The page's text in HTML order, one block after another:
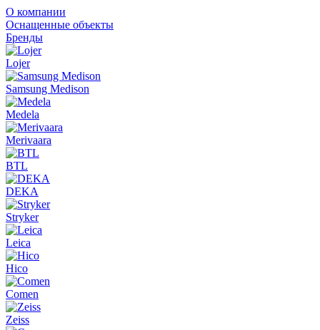
О компании
Оснащенные объекты
Бренды
Lojer
Samsung Medison
Medela
Merivaara
BTL
DEKA
Stryker
Leica
Hico
Comen
Zeiss